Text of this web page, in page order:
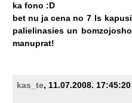
ka fono :D
bet nu ja cena no 7 ls kapusi
palielinasies un bomzojosho
manuprat!
kas_te, 11.07.2008. 17:45:20